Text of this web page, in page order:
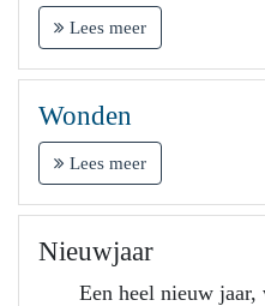
Lees meer
Wonden
Lees meer
Nieuwjaar
Een heel nieuw jaar,